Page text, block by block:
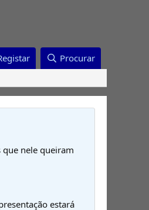
Procurar
nele queiram
estará